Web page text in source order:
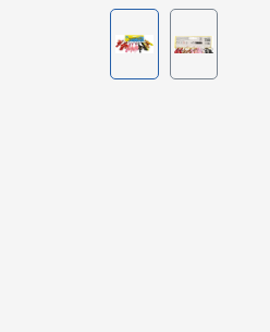
Bildergalerie überspringen